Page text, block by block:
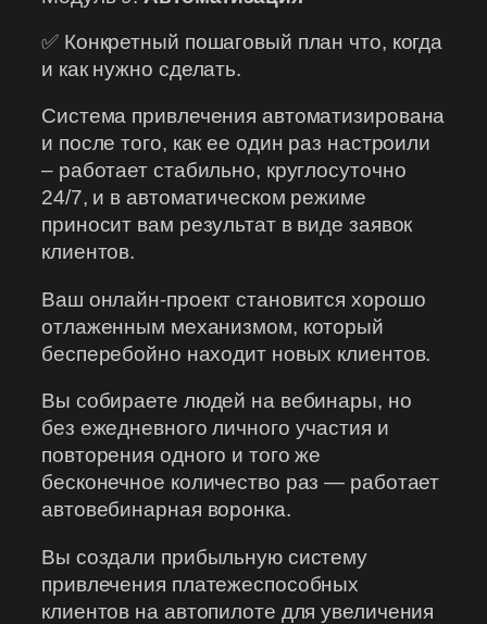
✅ Конкретный пошаговый план что, когда
и как нужно сделать.
Система привлечения автоматизирована
и после того, как ее один раз настроили
– работает стабильно, круглосуточно
24/7, и в автоматическом режиме
приносит вам результат в виде заявок
клиентов.
Ваш онлайн-проект становится хорошо
отлаженным механизмом, который
бесперебойно находит новых клиентов.
Вы собираете людей на вебинары, но
без ежедневного личного участия и
повторения одного и того же
бесконечное количество раз — работает
автовебинарная воронка.
Вы создали прибыльную систему
привлечения платежеспособных
клиентов на автопилоте для увеличения